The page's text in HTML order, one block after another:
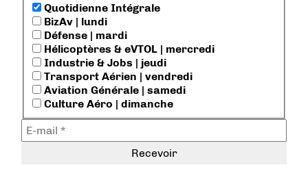
Quotidienne Intégrale
BizAv | lundi
Défense | mardi
Hélicoptères & eVTOL | mercredi
Industrie & Jobs | jeudi
Transport Aérien | vendredi
Aviation Générale | samedi
Culture Aéro | dimanche